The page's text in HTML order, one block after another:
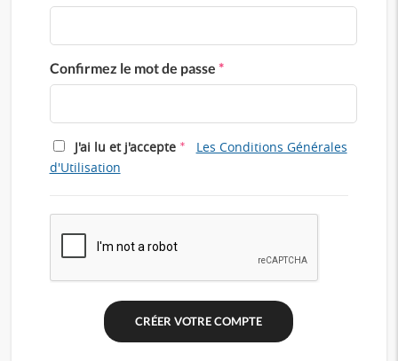
Confirmez le mot de passe *
J'ai lu et j'accepte *
Les Conditions Générales
d'Utilisation